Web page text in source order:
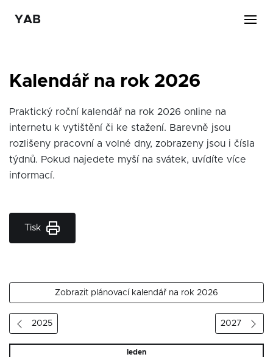
YAB
Kalendář na rok 2026
Praktický roční kalendář na rok 2026 online na
internetu k vytištění či ke stažení. Barevně jsou
rozlišeny pracovní a volné dny, zobrazeny jsou i čísla
týdnů. Pokud najedete myší na svátek, uvídíte více
informací.
Tisk
Zobrazit plánovací kalendář na rok 2026
2025 2027
leden